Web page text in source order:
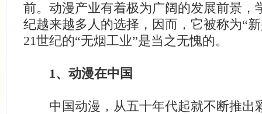
前。动漫产业有着极为广阔的发展前景，
纪越来越多人的选择，因而，它被称为“
21世纪的“无烟工业”是当之无愧的。
1、动漫在中国
中国动漫，从五十年代起就不断推出